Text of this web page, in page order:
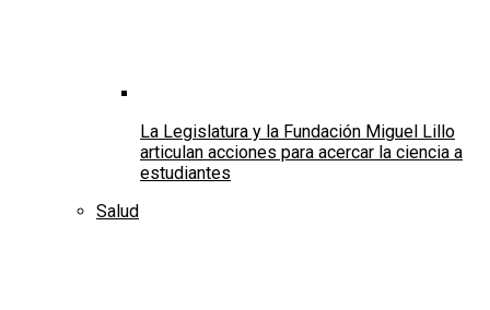
La Legislatura y la Fundación Miguel Lillo
articulan acciones para acercar la ciencia a
estudiantes
Salud